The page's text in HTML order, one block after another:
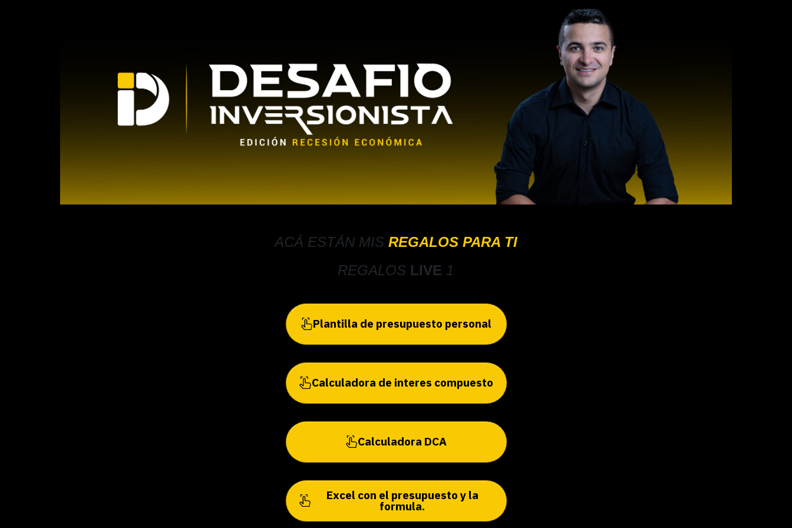
ACÁ ESTÁN MIS REGALOS PARA TI
REGALOS LIVE 1
Plantilla de presupuesto personal
Calculadora de interes compuesto
Calculadora DCA
Excel con el presupuesto y la
formula.